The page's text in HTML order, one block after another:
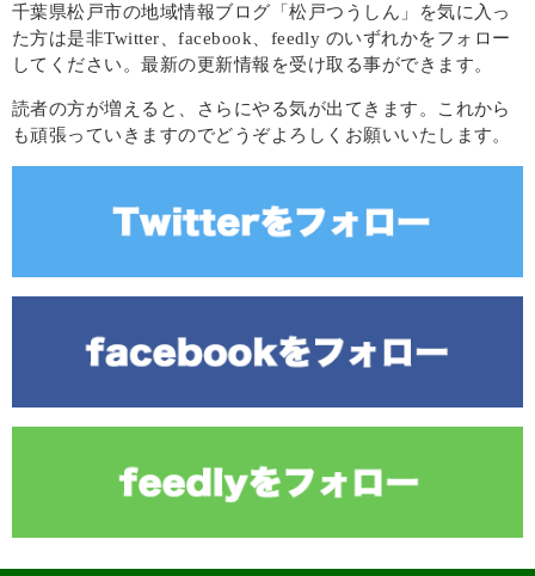
千葉県松戸市の地域情報ブログ「松戸つうしん」を気に入っ
た方は是非Twitter、facebook、feedly のいずれかをフォロー
してください。最新の更新情報を受け取る事ができます。
読者の方が増えると、さらにやる気が出てきます。これから
も頑張っていきますのでどうぞよろしくお願いいたします。